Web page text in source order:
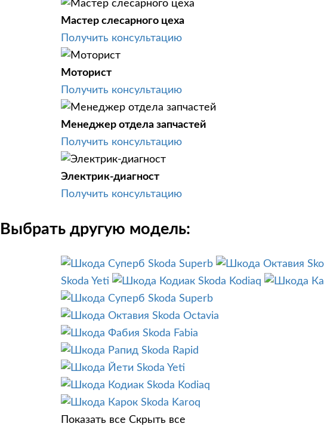
Мастер слесарного цеха
Получить консультацию
Моторист
Получить консультацию
Менеджер отдела запчастей
Получить консультацию
Электрик-диагност
Получить консультацию
Выбрать другую модель:
Skoda Superb
Skoda Yeti
Skoda Kodiaq
Skoda Superb
Skoda Octavia
Skoda Fabia
Skoda Rapid
Skoda Yeti
Skoda Kodiaq
Skoda Karoq
Показать все Скрыть все